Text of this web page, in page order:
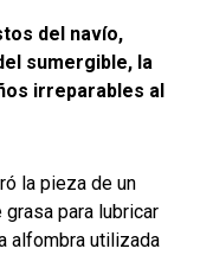
del navío,
sumergible, la
irreparables al
la pieza de un
para lubricar
alfombra utilizada